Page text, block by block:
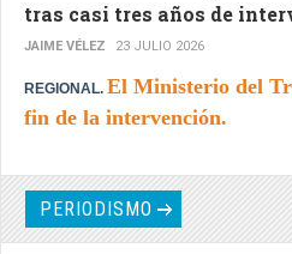
tras casi tres años de
JAIME VÉLEZ 23 JULIO 2026
REGIONAL. El Ministerio del
fin de la intervención.
PERIODISMO